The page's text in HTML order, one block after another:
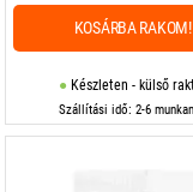
Készleten - külső
Szállítási idő: 2-6
KOSÁRBA RAKOM!